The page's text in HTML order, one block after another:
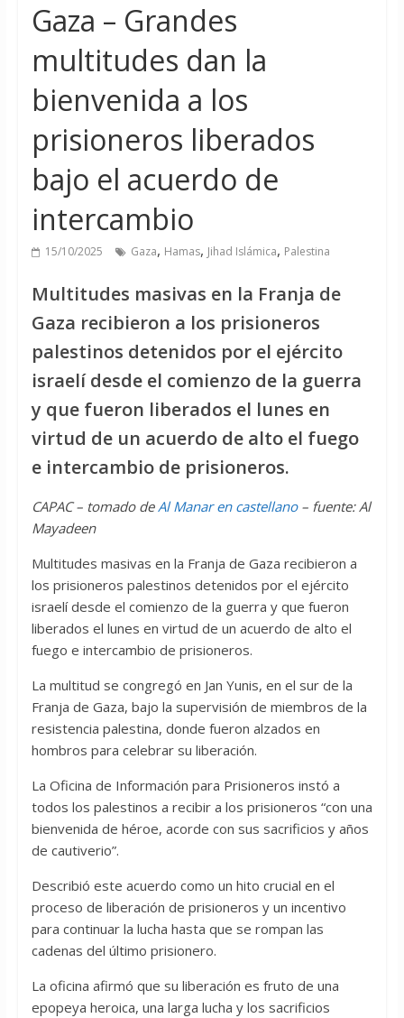
Gaza – Grandes
multitudes dan la
bienvenida a los
prisioneros liberados
bajo el acuerdo de
intercambio
15/10/2025 Gaza, Hamas, Jihad Islámica, Palestina
Multitudes masivas en la Franja de
Gaza recibieron a los prisioneros
palestinos detenidos por el ejército
israelí desde el comienzo de la guerra
y que fueron liberados el lunes en
virtud de un acuerdo de alto el fuego
e intercambio de prisioneros.
CAPAC – tomado deAl Manar en castellano– fuente: Al
Mayadeen
Multitudes masivas en la Franja de Gaza recibieron a
los prisioneros palestinos detenidos por el ejército
israelí desde el comienzo de la guerra y que fueron
liberados el lunes en virtud de un acuerdo de alto el
fuego e intercambio de prisioneros.
La multitud se congregó en Jan Yunis, en el sur de la
Franja de Gaza, bajo la supervisión de miembros de la
resistencia palestina, donde fueron alzados en
hombros para celebrar su liberación.
La Oficina de Información para Prisioneros instó a
todos los palestinos a recibir a los prisioneros “con una
bienvenida de héroe, acorde con sus sacrificios y años
de cautiverio”.
Describió este acuerdo como un hito crucial en el
proceso de liberación de prisioneros y un incentivo
para continuar la lucha hasta que se rompan las
cadenas del último prisionero.
La oficina afirmó que su liberación es fruto de una
epopeya heroica, una larga lucha y los sacrificios